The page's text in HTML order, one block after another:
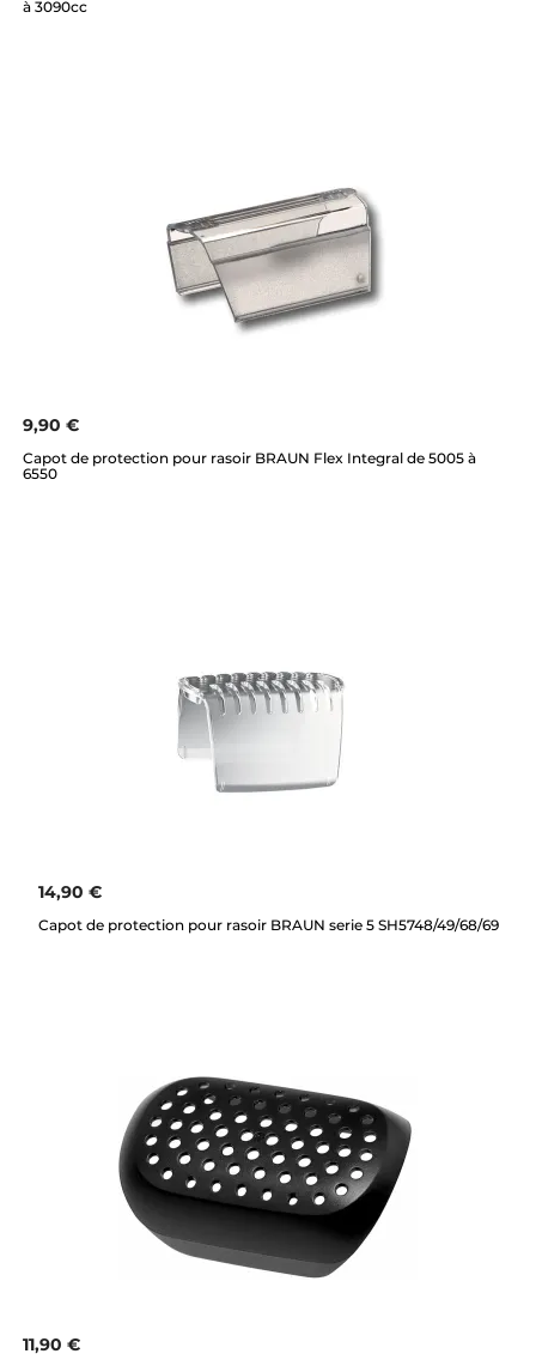
à 3090cc
9,90 €
Capot de protection pour rasoir BRAUN Flex Integral de 5005 à
6550
14,90 €
Capot de protection pour rasoir BRAUN serie 5 SH5748/49/68/69
11,90 €